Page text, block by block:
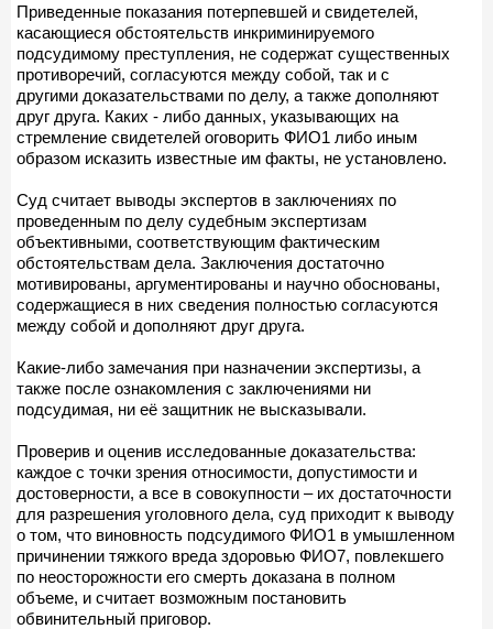
Приведенные показания потерпевшей и свидетелей,
касающиеся обстоятельств инкриминируемого
подсудимому преступления, не содержат существенных
противоречий, согласуются между собой, так и с
другими доказательствами по делу, а также дополняют
друг друга. Каких - либо данных, указывающих на
стремление свидетелей оговорить ФИО1 либо иным
образом исказить известные им факты, не установлено.
Суд считает выводы экспертов в заключениях по
проведенным по делу судебным экспертизам
объективными, соответствующим фактическим
обстоятельствам дела. Заключения достаточно
мотивированы, аргументированы и научно обоснованы,
содержащиеся в них сведения полностью согласуются
между собой и дополняют друг друга.
Какие-либо замечания при назначении экспертизы, а
также после ознакомления с заключениями ни
подсудимая, ни её защитник не высказывали.
Проверив и оценив исследованные доказательства:
каждое с точки зрения относимости, допустимости и
достоверности, а все в совокупности – их достаточности
для разрешения уголовного дела, суд приходит к выводу
о том, что виновность подсудимого ФИО1 в умышленном
причинении тяжкого вреда здоровью ФИО7, повлекшего
по неосторожности его смерть доказана в полном
объеме, и считает возможным постановить
обвинительный приговор.